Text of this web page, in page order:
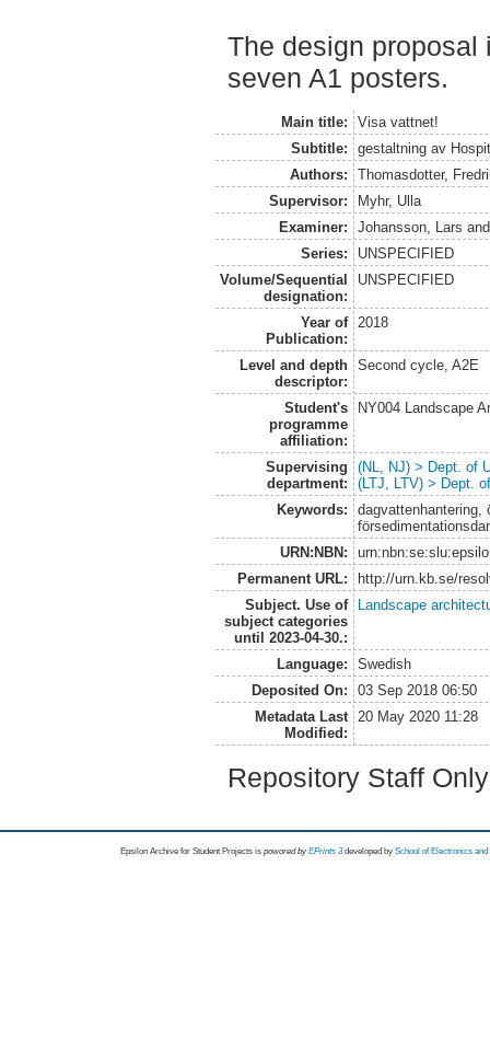
The design
seven A1 posters.
Main title:
Visa vattnet!
Subtitle:
gestaltning av
Authors:
Thomasdotter,
Supervisor:
Myhr, Ulla
Examiner:
Johansson, Lars
Series:
UNSPECIFIED
Volume/Sequential
designation:
UNSPECIFIED
Year of
Publication:
2018
Level and depth
descriptor:
Second cycle, A2E
Student's
programme
affiliation:
NY004 Landscape
Supervising
department:
(NL, NJ) > Dept. of
(LTJ, LTV) > Dept.
Keywords:
dagvattenhantering,
URN:NBN:
Permanent URL:
http://urn.kb.se/
Subject. Use of
subject categories
until 2023-04-30.:
Landscape
Language:
Swedish
Deposited On:
03 Sep 2018 06:50
Metadata Last
Modified:
20 May 2020 11:28
Repository Staff
Epsilon Archive for Student Projects is powored byEPrints 3 developed by School of Electronics